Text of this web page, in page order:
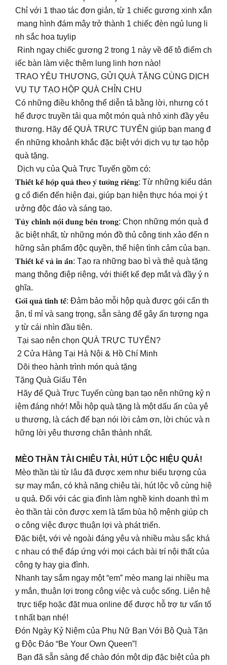
Chỉ với 1 thao tác đơn giản, từ 1 chiếc gương xinh xắn
mang hình đám mây trở thành 1 chiếc đèn ngủ lung li
nh sắc hoa tuylip
Rinh ngay chiếc gương 2 trong 1 này về để tô điểm ch
iếc bàn làm việc thêm lung linh hơn nào!
TRAO YÊU THƯƠNG, GỬI QUÀ TẶNG CÙNG DỊCH
VỤ TỰ TẠO HỘP QUÀ CHỈN CHU
Có những điều không thể diễn tả bằng lời, nhưng có t
hể được truyền tải qua một món quà nhỏ xinh đầy yêu
thương. Hãy để QUÀ TRỰC TUYẾN giúp bạn mang đ
ến những khoảnh khắc đặc biệt với dịch vụ tự tạo hộp
quà tặng.
Dịch vụ của Quà Trực Tuyến gồm có:
𝐓𝐡𝐢𝐞̂́𝐭 𝐤𝐞̂́ 𝐡𝐨̣̂𝐩 𝐪𝐮𝐚̀ 𝐭𝐡𝐞𝐨 𝐲́ 𝐭𝐮̛𝐨̛̉𝐧𝐠 𝐫𝐢𝐞̂𝐧𝐠: Từ những kiểu dán
g cổ điển đến hiện đại, giúp bạn hiện thực hóa mọi ý t
ưởng độc đáo và sáng tạo.
𝐓𝐮̀𝐲 𝐜𝐡𝐢̉𝐧𝐡 𝐧𝐨̣̂𝐢 𝐝𝐮𝐧𝐠 𝐛𝐞̂𝐧 𝐭𝐫𝐨𝐧𝐠: Chọn những món quà đ
ặc biệt nhất, từ những món đồ thủ công tinh xảo đến n
hững sản phẩm độc quyền, thể hiện tình cảm của bạn.
𝐓𝐡𝐢𝐞̂́𝐭 𝐤𝐞̂́ 𝐯𝐚̀ 𝐢𝐧 𝐚̂́𝐧: Tạo ra những bao bì và thẻ quà tặng
mang thông điệp riêng, với thiết kế đẹp mắt và đầy ý n
ghĩa.
𝐆𝐨́𝐢 𝐪𝐮𝐚̀ 𝐭𝐢𝐧𝐡 𝐭𝐞̂́: Đảm bảo mỗi hộp quà được gói cẩn th
ận, tỉ mỉ và sang trọng, sẵn sàng để gây ấn tượng nga
y từ cái nhìn đầu tiên.
Tại sao nên chọn QUÀ TRỰC TUYẾN?
2 Cửa Hàng Tại Hà Nội & Hồ Chí Minh
Dõi theo hành trình món quà tặng
Tặng Quà Giấu Tên
Hãy để Quà Trực Tuyến cùng bạn tạo nên những kỷ n
iệm đáng nhớ! Mỗi hộp quà tặng là một dấu ấn của yê
u thương, là cách để bạn nói lời cảm ơn, lời chúc và n
hững lời yêu thương chân thành nhất.
MÈO THẦN TÀI CHIÊU TÀI, HÚT LỘC HIỆU QUẢ!
Mèo thần tài từ lâu đã được xem như biểu tượng của
sự may mắn, có khả năng chiêu tài, hút lộc vô cùng hiệ
u quả. Đối với các gia đình làm nghề kinh doanh thì m
èo thần tài còn được xem là tấm bùa hộ mệnh giúp ch
o công việc được thuận lợi và phát triển.
Đặc biệt, với vẻ ngoài đáng yêu và nhiều màu sắc khá
c nhau có thể đáp ứng với mọi cách bài trí nội thất của
công ty hay gia đình.
Nhanh tay sắm ngay một “em” mèo mang lại nhiều ma
y mắn, thuận lợi trong công việc và cuộc sống. Liên hệ
trực tiếp hoặc đặt mua online để được hỗ trợ tư vấn tố
t nhất bạn nhé!
Đón Ngày Kỷ Niệm của Phụ Nữ Bạn Với Bộ Quà Tặn
g Độc Đáo “Be Your Own Queen”!
Bạn đã sẵn sàng để chào đón một dịp đặc biệt của ph